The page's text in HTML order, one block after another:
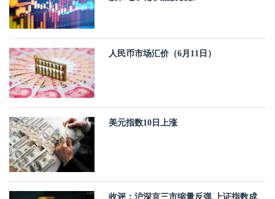
人民币市场汇价（6月11日）
美元指数10日上涨
收评：沪深京三市缩量反弹 上证指数成